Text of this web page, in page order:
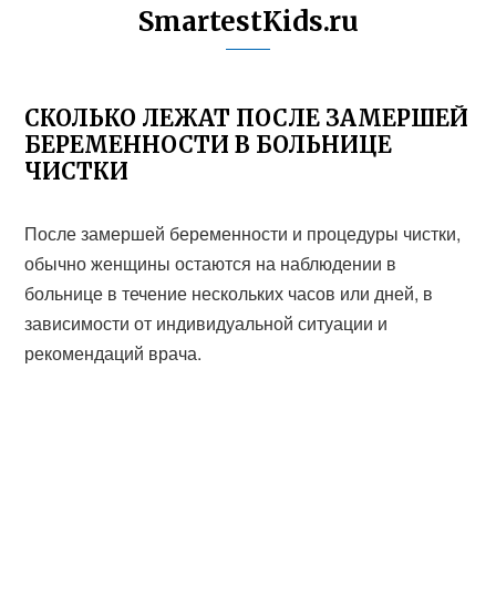
SmartestKids.ru
СКОЛЬКО ЛЕЖАТ ПОСЛЕ ЗАМЕРШЕЙ
БЕРЕМЕННОСТИ В БОЛЬНИЦЕ
ЧИСТКИ
После замершей беременности и процедуры чистки,
обычно женщины остаются на наблюдении в
больнице в течение нескольких часов или дней, в
зависимости от индивидуальной ситуации и
рекомендаций врача.